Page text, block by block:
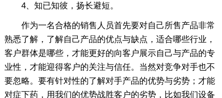
4、知已知彼，扬长避短。
作为一名合格的销售人员首先要对自己所售产品非常
熟悉了解，了解自己产品的优点与缺点，适合哪些行业，
客户群体是哪些，才能更好的向客户展示自己与产品的专
业性，才能迎得客户的关注与信任。当然对竞争对手也不
要忽略。要有针对性的了解对手产品的优势与劣势；才能
对症下药，用我们的优势战胜客户的劣势，比如我们设备